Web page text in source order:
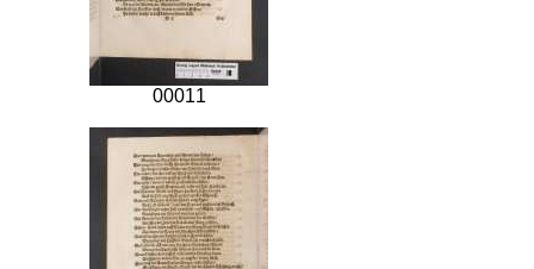
00011